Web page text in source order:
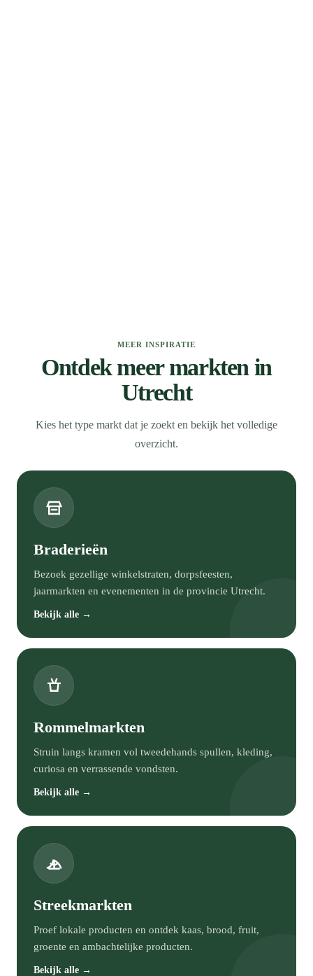
MEER INSPIRATIE
Ontdek meer markten in
Utrecht
Kies het type markt dat je zoekt en bekijk het volledige
overzicht.
Braderieën
Bezoek gezellige winkelstraten, dorpsfeesten,
jaarmarkten en evenementen in de provincie Utrecht.
Bekijk alle →
Rommelmarkten
Struin langs kramen vol tweedehands spullen, kleding,
curiosa en verrassende vondsten.
Bekijk alle →
Streekmarkten
Proef lokale producten en ontdek kaas, brood, fruit,
groente en ambachtelijke producten.
Bekijk alle →